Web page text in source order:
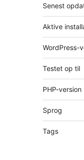
Senest
Aktive
WordPress-
Testet op til
PHP-version
Sprog
Tags